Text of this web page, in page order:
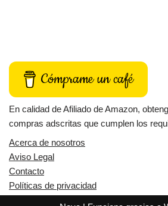
Cómprame un café
En calidad de Afiliado de Amazon,
compras adscritas que cumplen los
Acerca de nosotros
Aviso Legal
Contacto
Políticas de privacidad